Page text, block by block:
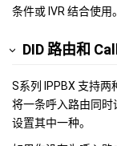
条件或 IVR 结合使用。
DID 路由和
S系列 IPPBX 支持两
将一条呼入路由同时
设置其中一种。